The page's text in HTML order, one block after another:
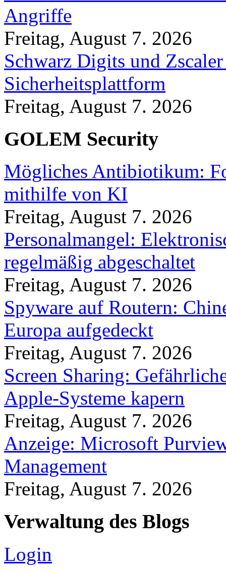
Angriffe
Freitag, August 7. 2026
Schwarz Digits und
Sicherheitsplattform
Freitag, August 7. 2026
GOLEM Security
Mögliches Antibiotikum:
mithilfe von KI
Freitag, August 7. 2026
Personalmangel:
regelmäßig abgeschaltet
Freitag, August 7. 2026
Spyware auf Routern:
Europa aufgedeckt
Freitag, August 7. 2026
Screen Sharing:
Apple-Systeme kapern
Freitag, August 7. 2026
Anzeige: Microsoft
Management
Freitag, August 7. 2026
Verwaltung des Blogs
Login